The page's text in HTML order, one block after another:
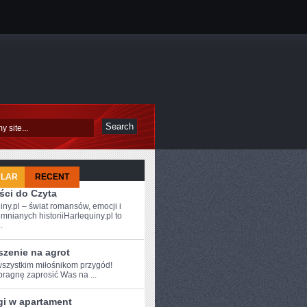
RECENT
do Czyta
– świat romansów, emocji i
historiiHarlequiny.pl to
na agrot
miłośnikom przygód!
zaprosić Was na ...
w apartament